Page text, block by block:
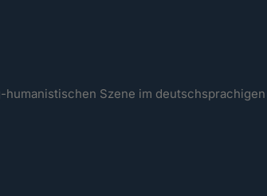
Szene im deutschsprachigen